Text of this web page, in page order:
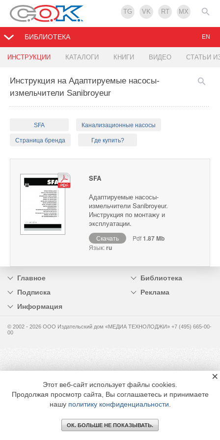
TG VK RT MX
БИБЛИОТЕКА
ИНСТРУКЦИИ КАТАЛОГИ КНИГИ ВИДЕО СТАТЬИ
EN
Инструкция на Адаптируемые насосы-
измельчители Sanibroyeur
SFA Канализационные насосы
Страница бренда Где купить?
SFA
Адаптируемые насосы-
измельчители Sanibroyeur.
Инструкция по монтажу и
эксплуатации.
Скачать Pdf1.87 Mb
Язык:ru
Главное
Библиотека
Подписка
Реклама
Информация
© 2002 - 2026 OOO Издательский дом «МЕДИА ТЕХНОЛОДЖИ» +7 (495) 665-00-
00
Этот веб-сайт использует файлы cookies.
Продолжая просмотр сайта, Вы соглашаетесь и принимаете
нашу политику конфиденциальности
ОК. БОЛЬШЕ НЕ ПОКАЗЫВАТЬ.
×